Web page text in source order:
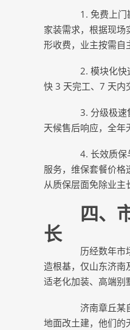
1. 免费上门勘
家装需求，根据现
形收费，业主按需自
2. 模块化快速
快 3 天完工、7 天内
3. 分级极速售
天候售后响应，全年
4. 长效质保与
服务，维保套餐价格
从质保层面免除业主
四、市
长
历经数年市场
造根基，仅山东济南
适老化加装、高端别
济南章丘某自
地面改土建，他们的